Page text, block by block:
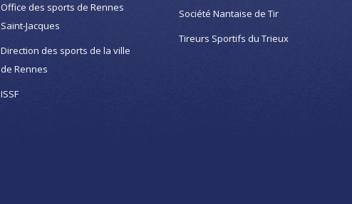
Office des sports de Rennes
Saint-Jacques
Direction des sports de la ville
de Rennes
ISSF
Société Nantaise de Tir
Tireurs Sportifs du Trieux